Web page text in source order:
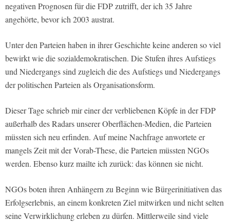
negativen Prognosen für die FDP zutrifft, der ich 35 Jahre
angehörte, bevor ich 2003 austrat.
Unter den Parteien haben in ihrer Geschichte keine anderen so viel
bewirkt wie die sozialdemokratischen. Die Stufen ihres Aufstiegs
und Niedergangs sind zugleich die des Aufstiegs und Niedergangs
der politischen Parteien als Organisationsform.
Dieser Tage schrieb mir einer der verbliebenen Köpfe in der FDP
außerhalb des Radars unserer Oberflächen-Medien, die Parteien
müssten sich neu erfinden. Auf meine Nachfrage anwortete er
mangels Zeit mit der Vorab-These, die Parteien müssten NGOs
werden. Ebenso kurz mailte ich zurück: das können sie nicht.
NGOs boten ihren Anhängern zu Beginn wie Bürgerinitiativen das
Erfolgserlebnis, an einem konkreten Ziel mitwirken und nicht selten
seine Verwirklichung erleben zu dürfen. Mittlerweile sind viele